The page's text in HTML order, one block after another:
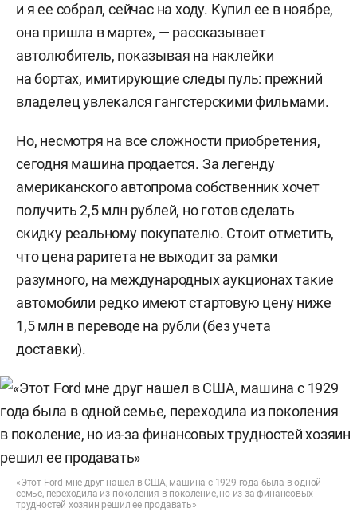
и я ее собрал, сейчас на ходу. Купил ее в ноябре,
она пришла в марте», — рассказывает
автолюбитель, показывая на наклейки
на бортах, имитирующие следы пуль: прежний
владелец увлекался гангстерскими фильмами.
Но, несмотря на все сложности приобретения,
сегодня машина продается. За легенду
американского автопрома собственник хочет
получить 2,5 млн рублей, но готов сделать
скидку реальному покупателю. Стоит отметить,
что цена раритета не выходит за рамки
разумного, на международных аукционах такие
автомобили редко имеют стартовую цену ниже
1,5 млн в переводе на рубли (без учета
доставки).
«Этот Ford мне друг нашел в США, машина с 1929 года была в одной
семье, переходила из поколения в поколение, но из-за финансовых
трудностей хозяин решил ее продавать»